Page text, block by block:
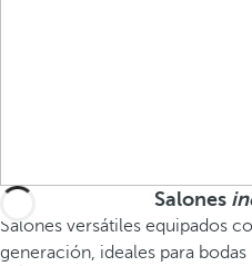
Salones
Salones versátiles equipados
generación, ideales para